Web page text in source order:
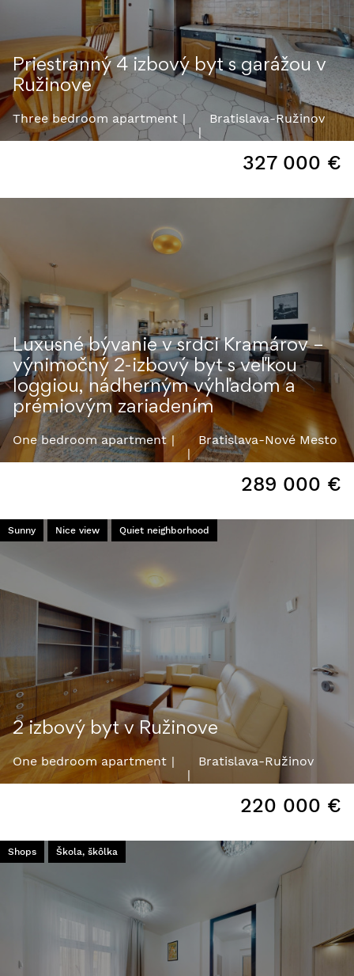
Priestranný 4 izbový byt s garážou v
Ružinove
Three bedroom apartment Bratislava-Ružinov
327 000 €
Luxusné bývanie v srdci Kramárov –
výnimočný 2-izbový byt s veľkou
loggiou, nádherným výhľadom a
prémiovým zariadením
One bedroom apartment Bratislava-Nové Mesto
289 000 €
Sunny Nice view Quiet neighborhood
2 izbový byt v Ružinove
One bedroom apartment Bratislava-Ružinov
220 000 €
Shops Škola, škôlka